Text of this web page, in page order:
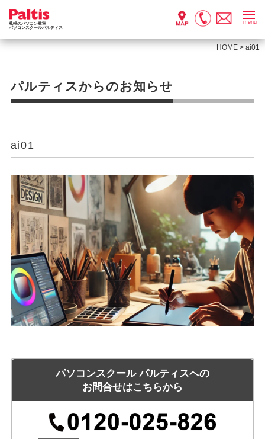
札幌のパソコン教室
パソコンスクールパルティス
menu
HOME >ai01
パルティスからのお知らせ
ai01
パソコンスクール パルティスへの
お問合せはこちらから